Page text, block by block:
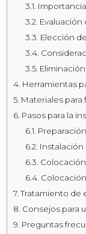
3.1.
3.2. Evaluación
3.3. Elección
3.4.
3.5.
4. Herramientas
5. Materiales para
6. Pasos para la
6.1.
6.2. Instalación
6.3.
6.4.
7. Tratamiento de
8. Consejos para
9. Preguntas